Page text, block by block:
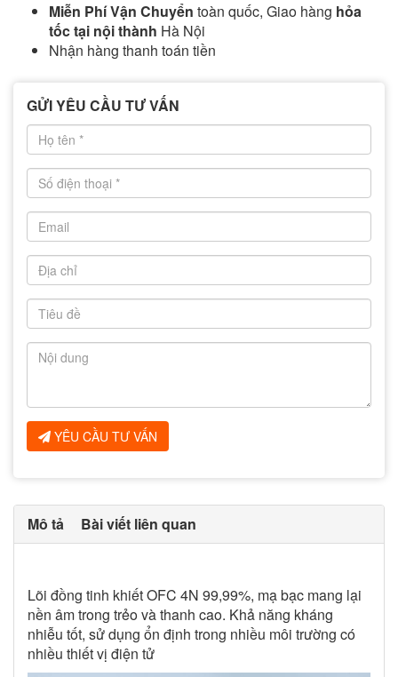
Miễn Phí Vận Chuyển toàn quốc, Giao hàng hỏa
tốc tại nội thành Hà Nội
Nhận hàng thanh toán tiền
GỬI YÊU CẦU TƯ VẤN
YÊU CẦU TƯ VẤN
Mô tả Bài viết liên quan
Lõi đồng tinh khiết OFC 4N 99,99%, mạ bạc mang lại
nền âm trong trẻo và thanh cao. Khả năng kháng
nhiễu tốt, sử dụng ổn định trong nhiều môi trường có
nhiều thiết vị điện tử